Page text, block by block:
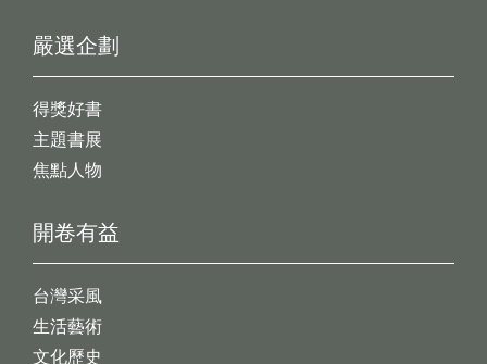
開卷有益
台灣采風
生活藝術
文化歷史
嚴選企劃
得獎好書
主題書展
焦點人物